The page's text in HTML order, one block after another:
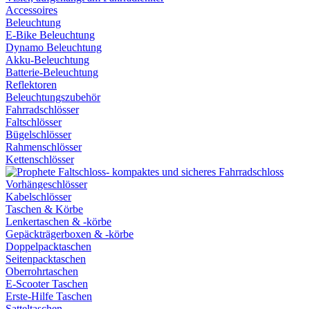
Accessoires
Beleuchtung
E-Bike Beleuchtung
Dynamo Beleuchtung
Akku-Beleuchtung
Batterie-Beleuchtung
Reflektoren
Beleuchtungszubehör
Fahrradschlösser
Faltschlösser
Bügelschlösser
Rahmenschlösser
Kettenschlösser
Vorhängeschlösser
Kabelschlösser
Taschen & Körbe
Lenkertaschen & -körbe
Gepäckträgerboxen & -körbe
Doppelpacktaschen
Seitenpacktaschen
Oberrohrtaschen
E-Scooter Taschen
Erste-Hilfe Taschen